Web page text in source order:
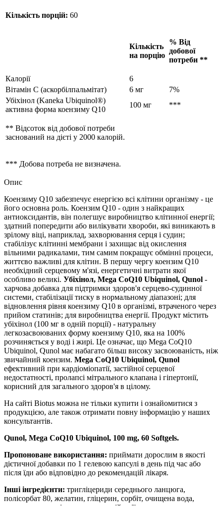
Кількість порцій: 60
Кількість
на порцію
% Від
добової
потреби **
Калорії
6
Вітамін С (аскорбілпальмітат)
6 мг
7%
Убіхінол (Kaneka Ubiquinol®)
активна форма коензиму Q10
100 мг ***
** Відсоток від добової потреби
заснований на дієті у 2000 калорій.
*** Добова потреба не визначена.
Опис
Коензиму Q10 забезпечує енергією всі клітини організму - це
його основна роль. Коензим Q10 - один з найкращих
антиоксидантів, він полегшує виробництво клітинної енергії;
здатний попередити або вилікувати хвороби, які виникають в
зрілому віці, наприклад, захворювання серця і судин;
стабілізує клітинні мембрани і захищає від окислення
вільними радикалами, тим самим покращує обмінні процеси,
життєво важливі для клітин. В першу чергу коензим Q10
необхідний серцевому м'язі, енергетичні витрати якої
особливо великі. Убіхінол, Mega CoQ10 Ubiquinol, Qunol -
харчова добавка для підтримки здоров'я серцево-судинної
системи, стабілізації тиску в нормальному діапазоні; для
відновлення рівня коензиму Q10 в організмі, втраченого через
прийом статинів; для виробництва енергії. Продукт містить
убіхінол (100 мг в одній порції) - натуральну
легкозасвоюваних форму коензиму Q10, яка на 100%
розчиняється у воді і жирі. Це означає, що Mega CoQ10
Ubiquinol, Qunol має набагато більш високу засвоюваність, ніж
звичайний коензим. Mega CoQ10 Ubiquinol, Qunol
ефективний при кардіоміопатії, застійної серцевої
недостатності, пролапсі мітрального клапана і гіпертонії,
корисний для загального здоров'я в цілому.
На сайті Biotus можна не тільки купити і ознайомитися з
продукцією, але також отримати повну інформацію у наших
консультантів.
Qunol, Mega CoQ10 Ubiquinol, 100 mg, 60 Softgels.
Пропоноване використання: приймати дорослим в якості
дієтичної добавки по 1 гелевою капсулі в день під час або
після їди або відповідно до рекомендацій лікаря.
Інші інгредієнти: тригліцериди середнього ланцюга,
полісорбат 80, желатин, гліцерин, сорбіт, очищена вода,